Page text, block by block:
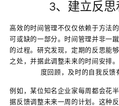
3、建立反思
高效的时间管理不仅仅依赖于方法
可或缺的一部分。时间管理并非一
的过程。研究发现，定期的反思能
之处，并据此调整未来的时间安排
度回顾，及时的自我反馈
例如，某位知名企业家每周都会花
据反馈调整未来一周的计划。这种